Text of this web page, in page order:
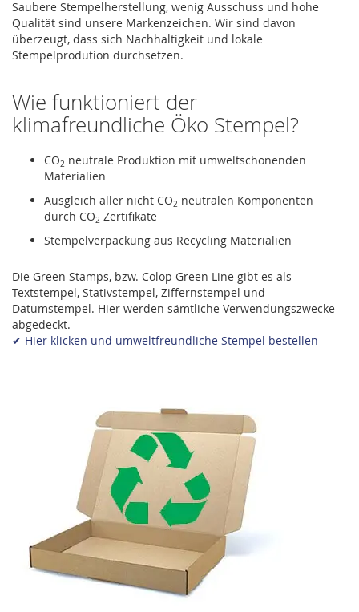
Saubere Stempelherstellung, wenig Ausschuss und hohe
Qualität sind unsere Markenzeichen. Wir sind davon
überzeugt, dass sich Nachhaltigkeit und lokale
Stempelprodution durchsetzen.
Wie funktioniert der
klimafreundliche Öko Stempel?
CO2 neutrale Produktion mit umweltschonenden
Materialien
Ausgleich aller nicht CO2 neutralen Komponenten
durch CO2 Zertifikate
Stempelverpackung aus Recycling Materialien
Die Green Stamps, bzw. Colop Green Line gibt es als
Textstempel, Stativstempel, Ziffernstempel und
Datumstempel. Hier werden sämtliche Verwendungszwecke
abgedeckt.
✔ Hier klicken und umweltfreundliche Stempel bestellen